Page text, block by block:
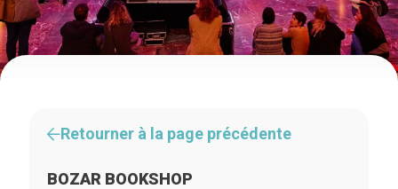
Retourner à la page précédente
BOZAR BOOKSHOP